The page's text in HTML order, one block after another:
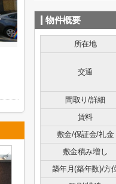
物件概要
所在地
交通
間取り/詳細
賃料
敷金/保証金/礼金
敷金積み増し
築年月(築年数)/方